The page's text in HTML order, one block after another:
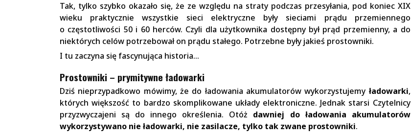
Tak, tylko szybko okazało się, że ze względu na straty podczas przesyłania, pod koniec XIX
wieku praktycznie wszystkie sieci elektryczne były sieciami prądu przemiennego
o częstotliwości 50 i 60 herców. Czyli dla użytkownika dostępny był prąd przemienny, a do
niektórych celów potrzebował on prądu stałego. Potrzebne były jakieś prostowniki.
I tu zaczyna się fascynująca historia…
Prostowniki – prymitywne ładowarki
Dziś nieprzypadkowo mówimy, że do ładowania akumulatorów wykorzystujemy ładowarki,
których większość to bardzo skomplikowane układy elektroniczne. Jednak starsi Czytelnicy
przyzwyczajeni są do innego określenia. Otóż dawniej do ładowania akumulatorów
wykorzystywano nie ładowarki, nie zasilacze, tylko tak zwane prostowniki.